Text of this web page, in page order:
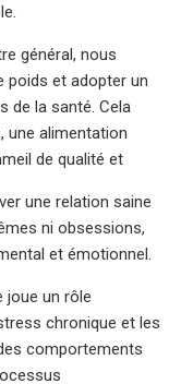
général, nous
poids et adopter un
de la santé. Cela
une alimentation
de qualité et
une relation saine
ni obsessions,
et émotionnel.
joue un rôle
chronique et les
comportements